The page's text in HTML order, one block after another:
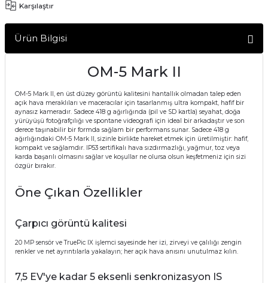
Karşılaştır
Ürün Bilgisi
OM-5 Mark II
OM-5 Mark II, en üst düzey görüntü kalitesini hantallık olmadan talep eden
açık hava meraklıları ve maceracılar için tasarlanmış ultra kompakt, hafif bir
aynasız kameradır. Sadece 418 g ağırlığında (pil ve SD kartla) seyahat, doğa
yürüyüşü fotoğrafçılığı ve spontane videografi için ideal bir arkadaştır ve son
derece taşınabilir bir formda sağlam bir performans sunar. Sadece 418 g
ağırlığındaki OM-5 Mark II, sizinle birlikte hareket etmek için üretilmiştir: hafif,
kompakt ve sağlamdır. IP53 sertifikalı hava sızdırmazlığı, yağmur, toz veya
karda başarılı olmasını sağlar ve koşullar ne olursa olsun keşfetmeniz için sizi
özgür bırakır.
Öne Çıkan Özellikler
Çarpıcı görüntü kalitesi
20 MP sensör ve TruePic IX işlemci sayesinde her izi, zirveyi ve çalılığı zengin
renkler ve net ayrıntılarla yakalayın; her açık hava anısını unutulmaz kılın.
7,5 EV'ye kadar 5 eksenli senkronizasyon IS